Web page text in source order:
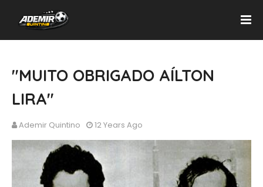
"MUITO OBRIGADO AÍLTON
LIRA"
Ademir Quintino 12 Years Ago